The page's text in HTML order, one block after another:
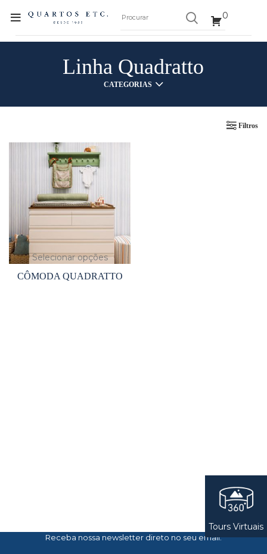
0
Linha Quadratto
CATEGORIAS
Filtros
Selecionar opções
CÔMODA QUADRATTO
Receba nossa newsletter direto no seu email.
Tours Virtuais